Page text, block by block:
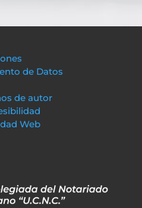
de Datos
de autor
Web